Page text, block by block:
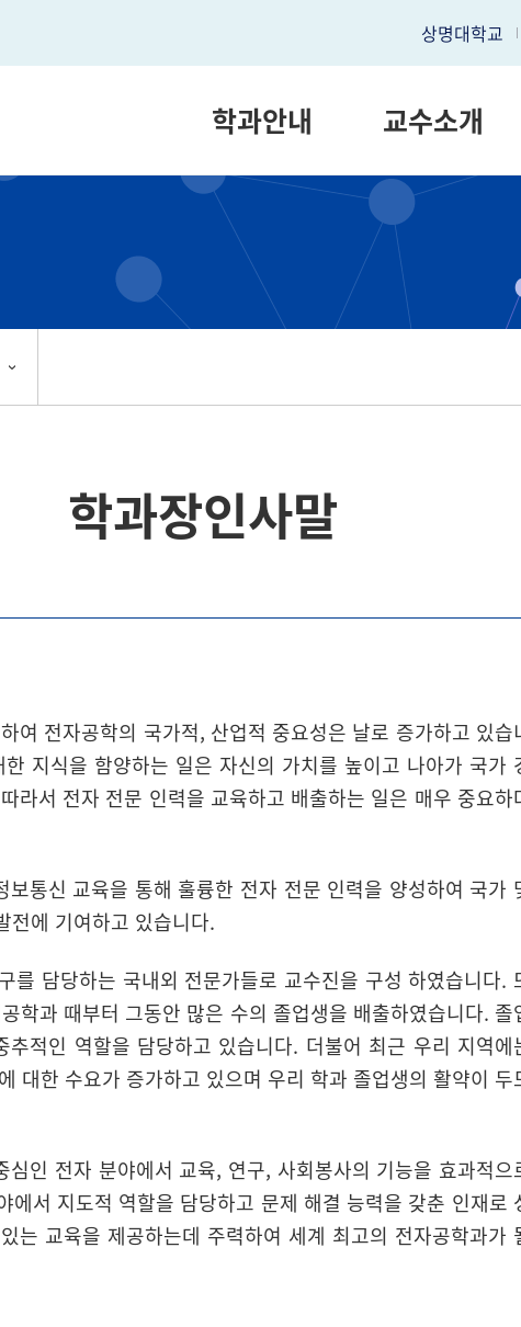
상명대학교
학과안내 교수소개
학과장인사말
여 전자공학의 국가적, 산업적 중요성은 날로 증가하고 있습
지식을 함양하는 일은 자신의 가치를 높이고 나아가 국가
라서 전자 전문 인력을 교육하고 배출하는 일은 매우 중요하
통신 교육을 통해 훌륭한 전자 전문 인력을 양성하여 국가
전에 기여하고 있습니다.
를 담당하는 국내외 전문가들로 교수진을 구성 하였습니다.
학과 때부터 그동안 많은 수의 졸업생을 배출하였습니다. 졸
적인 역할을 담당하고 있습니다. 더불어 최근 우리 지역에
대한 수요가 증가하고 있으며 우리 학과 졸업생의 활약이 두
인 전자 분야에서 교육, 연구, 사회봉사의 기능을 효과적으
서 지도적 역할을 담당하고 문제 해결 능력을 갖춘 인재로
는 교육을 제공하는데 주력하여 세계 최고의 전자공학과가